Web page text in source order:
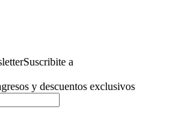
Suscribite a
y descuentos exclusivos